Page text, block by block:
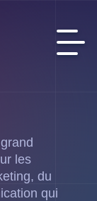
les
du
qui